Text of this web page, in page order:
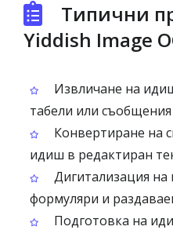
Типични
Yiddish Image
Извличане на
табели или съобщения
Конвертиране на
идиш в редактиран
Дигитализация на
формуляри и
Подготовка на